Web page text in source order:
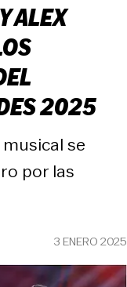
ALEX
2025
se
por las
3 ENERO 2025